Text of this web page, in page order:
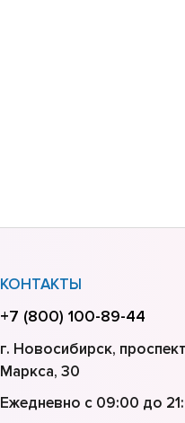
КОНТАКТЫ
+7 (800) 100-89-44
г. Новосибирск,
Маркса, 30
Ежедневно с 09:00 до